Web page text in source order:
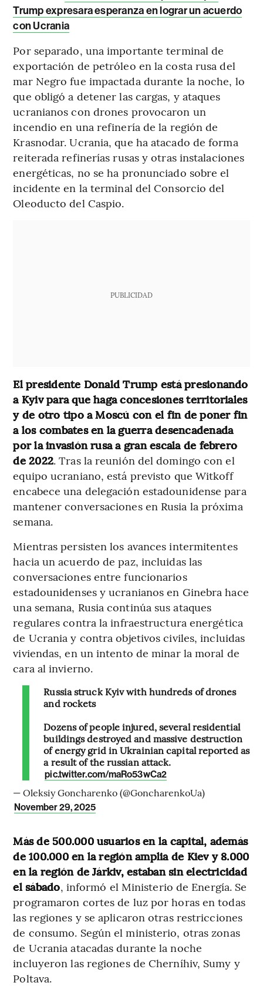
Trump expresara esperanza en lograr un acuerdo
con Ucrania
Por separado, una importante terminal de
exportación de petróleo en la costa rusa del
mar Negro fue impactada durante la noche, lo
que obligó a detener las cargas, y ataques
ucranianos con drones provocaron un
incendio en una refinería de la región de
Krasnodar. Ucrania, que ha atacado de forma
reiterada refinerías rusas y otras instalaciones
energéticas, no se ha pronunciado sobre el
incidente en la terminal del Consorcio del
Oleoducto del Caspio.
PUBLICIDAD
El presidente Donald Trump está presionando
a Kyiv para que haga concesiones territoriales
y de otro tipo a Moscú con el fin de poner fin
a los combates en la guerra desencadenada
por la invasión rusa a gran escala de febrero
de 2022. Tras la reunión del domingo con el
equipo ucraniano, está previsto que Witkoff
encabece una delegación estadounidense para
mantener conversaciones en Rusia la próxima
semana.
Mientras persisten los avances intermitentes
hacia un acuerdo de paz, incluidas las
conversaciones entre funcionarios
estadounidenses y ucranianos en Ginebra hace
una semana, Rusia continúa sus ataques
regulares contra la infraestructura energética
de Ucrania y contra objetivos civiles, incluidas
viviendas, en un intento de minar la moral de
cara al invierno.
Russia struck Kyiv with hundreds of drones
and rockets
Dozens of people injured, several residential
buildings destroyed and massive destruction
of energy grid in Ukrainian capital reported as
a result of the russian attack.
pic.twitter.com/maRo53wCa2
— Oleksiy Goncharenko (@GoncharenkoUa)
November 29, 2025
Más de 500.000 usuarios en la capital, además
de 100.000 en la región amplia de Kiev y 8.000
en la región de Járkiv, estaban sin electricidad
el sábado, informó el Ministerio de Energía. Se
programaron cortes de luz por horas en todas
las regiones y se aplicaron otras restricciones
de consumo. Según el ministerio, otras zonas
de Ucrania atacadas durante la noche
incluyeron las regiones de Cherníhiv, Sumy y
Poltava.